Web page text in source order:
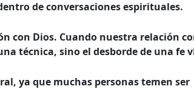
de conversaciones espirituales.
con Dios. Cuando nuestra relación
técnica, sino el desborde de una fe
ya que muchas personas temen ser